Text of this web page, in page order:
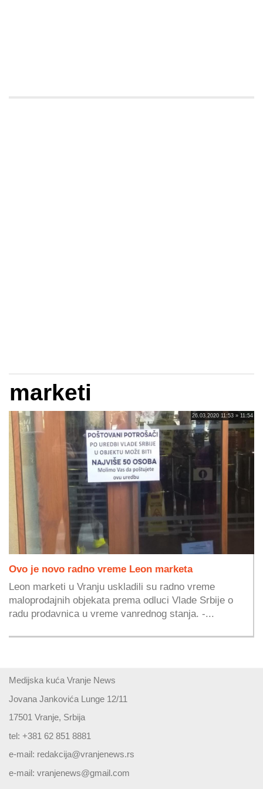
marketi
26.03.2020 11:53 » 11:54
Ovo je novo radno vreme Leon marketa
Leon marketi u Vranju uskladili su radno vreme
maloprodajnih objekata prema odluci Vlade Srbije o
radu prodavnica u vreme vanrednog stanja. -...
Medijska kuća Vranje News
Jovana Jankovića Lunge 12/11
17501 Vranje, Srbija
tel: +381 62 851 8881
e-mail: redakcija@vranjenews.rs
e-mail: vranjenews@gmail.com